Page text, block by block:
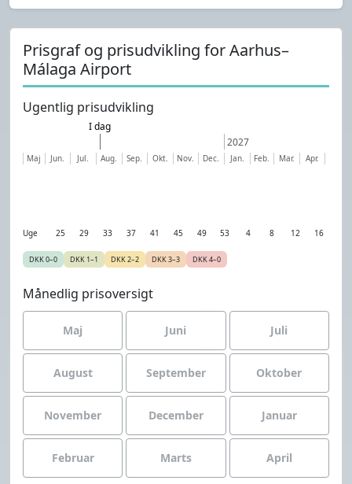
Prisgraf og prisudvikling for Aarhus–
Málaga Airport
Ugentlig prisudvikling
I dag
2027
Maj Jun. Jul. Aug. Sep. Okt. Nov. Dec. Jan. Feb. Mar. Apr.
Uge 25 29 33 37 41 45 49 53 4 8 12 16
DKK 0–0 DKK 1–1 DKK 2–2 DKK 3–3 DKK 4–0
Månedlig prisoversigt
Maj Juni Juli
August September Oktober
November December Januar
Februar Marts April